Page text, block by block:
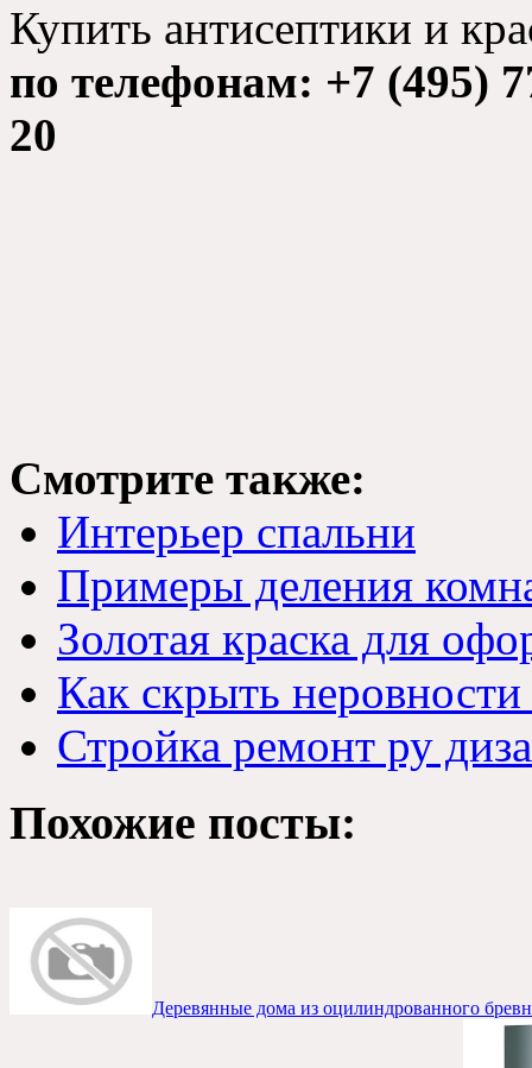
Купить антисептики и
по телефонам: +7 (495)
20
Смотрите также:
Интерьер спальни
Примеры деления
Золотая краска для
Как скрыть
Стройка ремонт ру
Похожие посты:
Деревянные дома из оцилиндрованного